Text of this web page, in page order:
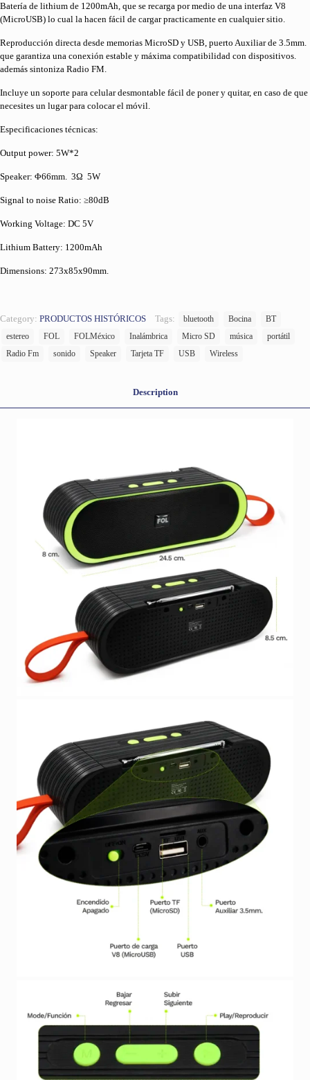
Batería de lithium de 1200mAh, que se recarga por medio de una interfaz V8
(MicroUSB) lo cual la hacen fácil de cargar practicamente en cualquier sitio.
Reproducción directa desde memorias MicroSD y USB, puerto Auxiliar de 3.5mm.
que garantiza una conexión estable y máxima compatibilidad con dispositivos.
además sintoniza Radio FM.
Incluye un soporte para celular desmontable fácil de poner y quitar, en caso de que
necesites un lugar para colocar el móvil.
Especificaciones técnicas:
Output power: 5W*2
Speaker: Φ66mm. 3Ω 5W
Signal to noise Ratio: ≥80dB
Working Voltage: DC 5V
Lithium Battery: 1200mAh
Dimensions: 273x85x90mm.
Category: PRODUCTOS HISTÓRICOS Tags: bluetooth Bocina
BT
estereo
FOL FOLMéxico Inalámbrica Micro SD música
portátil
Radio Fm
sonido Speaker Tarjeta TF USB Wireless
Description